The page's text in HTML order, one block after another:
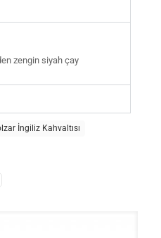
zengin siyah çay
İngiliz Kahvaltısı